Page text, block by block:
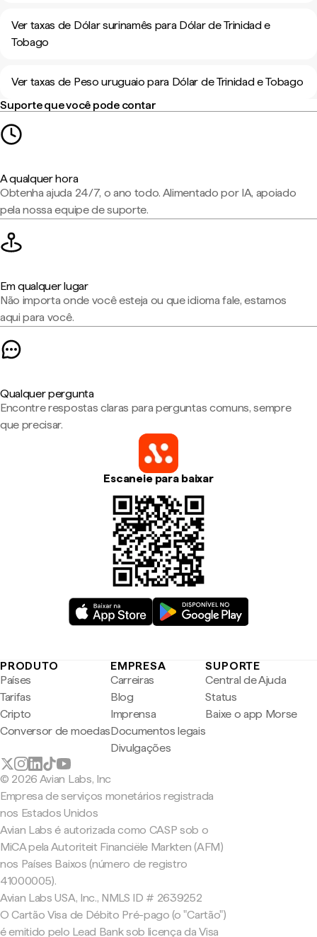
Ver taxas de Dólar surinamês para Dólar de Trinidad e
Tobago
Ver taxas de Peso uruguaio para Dólar de Trinidad e Tobago
Suporte que você pode contar
A qualquer hora
Obtenha ajuda 24/7, o ano todo. Alimentado por IA, apoiado
pela nossa equipe de suporte.
Em qualquer lugar
Não importa onde você esteja ou que idioma fale, estamos
aqui para você.
Qualquer pergunta
Encontre respostas claras para perguntas comuns, sempre
que precisar.
Escaneie para baixar
PRODUTO
Países
Tarifas
Cripto
Conversor de moedas
EMPRESA
Carreiras
Blog
Imprensa
Documentos legais
Divulgações
SUPORTE
Central de Ajuda
Status
Baixe o app Morse
© 2026 Avian Labs, Inc
Empresa de serviços monetários registrada
nos Estados Unidos
Avian Labs é autorizada como CASP sob o
MiCA pela Autoriteit Financiële Markten (AFM)
nos Países Baixos (número de registro
41000005).
Avian Labs USA, Inc., NMLS ID # 2639252
O Cartão Visa de Débito Pré-pago (o "Cartão")
é emitido pelo Lead Bank sob licença da Visa